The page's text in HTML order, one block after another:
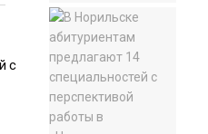
с